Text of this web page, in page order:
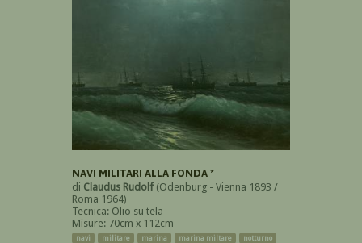
NAVI MILITARI ALLA FONDA *
di Claudus Rudolf(Odenburg - Vienna 1893 /
Roma 1964)
Tecnica: Olio su tela
Misure: 70cm x 112cm
navi militare marina marina miltare
notturno